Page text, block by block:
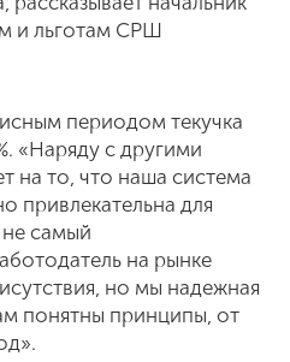
и льготам СРШ
периодом текучка
«Наряду с другими
на то, что наша система
привлекательна для
самый
на рынке
но мы надежная
понятны принципы, от